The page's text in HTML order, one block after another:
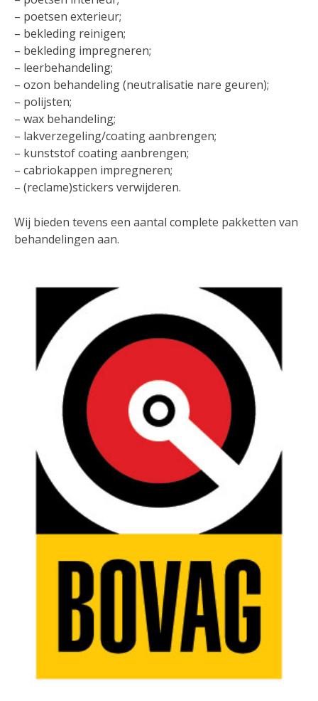
– poetsen exterieur;
– bekleding reinigen;
– bekleding impregneren;
– leerbehandeling;
– ozon behandeling (neutralisatie nare geuren);
– polijsten;
– wax behandeling;
– lakverzegeling/coating aanbrengen;
– kunststof coating aanbrengen;
– cabriokappen impregneren;
– (reclame)stickers verwijderen.
Wij bieden tevens een aantal complete pakketten van
behandelingen aan.